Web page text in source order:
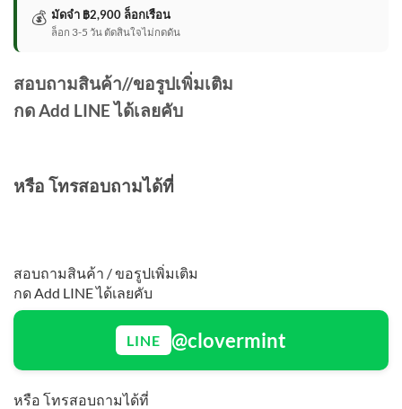
💰 มัดจำ ฿2,900 ล็อกเรือน
ล็อก 3-5 วัน ตัดสินใจไม่กดดัน
สอบถามสินค้า//ขอรูปเพิ่มเติม
กด Add LINE ได้เลยคับ
หรือ โทรสอบถามได้ที่
สอบถามสินค้า / ขอรูปเพิ่มเติม
กด Add LINE ได้เลยคับ
LINE @clovermint
หรือ โทรสอบถามได้ที่